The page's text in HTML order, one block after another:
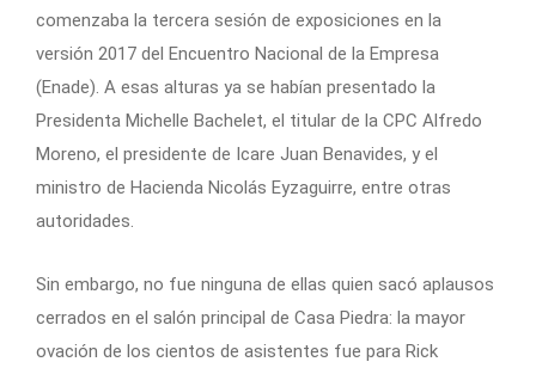
comenzaba la tercera sesión de exposiciones en la
versión 2017 del Encuentro Nacional de la Empresa
(Enade). A esas alturas ya se habían presentado la
Presidenta Michelle Bachelet, el titular de la CPC Alfredo
Moreno, el presidente de Icare Juan Benavides, y el
ministro de Hacienda Nicolás Eyzaguirre, entre otras
autoridades.
Sin embargo, no fue ninguna de ellas quien sacó aplausos
cerrados en el salón principal de Casa Piedra: la mayor
ovación de los cientos de asistentes fue para Rick